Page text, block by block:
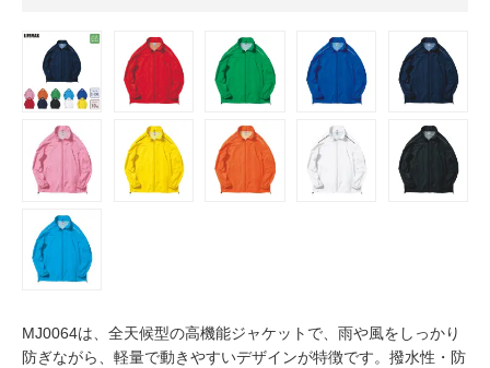
MJ0064は、全天候型の高機能ジャケットで、雨や風をしっかり
防ぎながら、軽量で動きやすいデザインが特徴です。撥水性・防